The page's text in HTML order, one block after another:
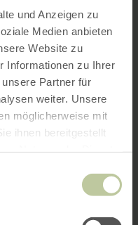
und Anzeigen zu
Medien anbieten
Website zu
Informationen zu Ihrer
Partner für
weiter. Unsere
möglicherweise mit
ihnen bereitgestellt